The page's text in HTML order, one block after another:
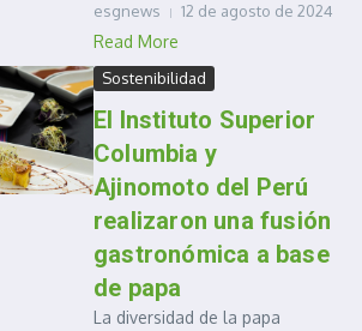
esgnews 12 de agosto de 2024
Read More
Sostenibilidad
El Instituto Superior
Columbia y
Ajinomoto del Perú
realizaron una fusión
gastronómica a base
de papa
La diversidad de la papa